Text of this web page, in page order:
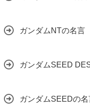
ガンダムNTの名言
ガンダムSEED
ガンダムSEEDの名